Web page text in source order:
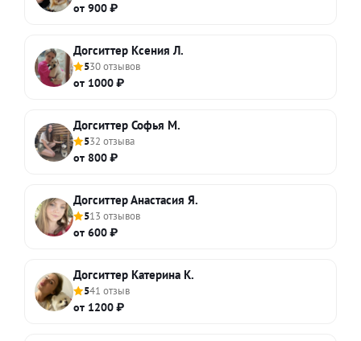
от 900 ₽
Догситтер Ксения Л.
530 отзывов
от 1000 ₽
Догситтер Софья М.
532 отзыва
от 800 ₽
Догситтер Анастасия Я.
513 отзывов
от 600 ₽
Догситтер Катерина К.
541 отзыв
от 1200 ₽